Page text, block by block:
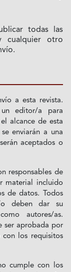
todas las
cualquier otro
a esta revista.
un editor/a para
alcance de esta
enviarán a una
aceptados o
responsables de
material incluido
de datos. Todos
deben dar su
autores/as.
ser aprobada por
los requisitos
cumple con los